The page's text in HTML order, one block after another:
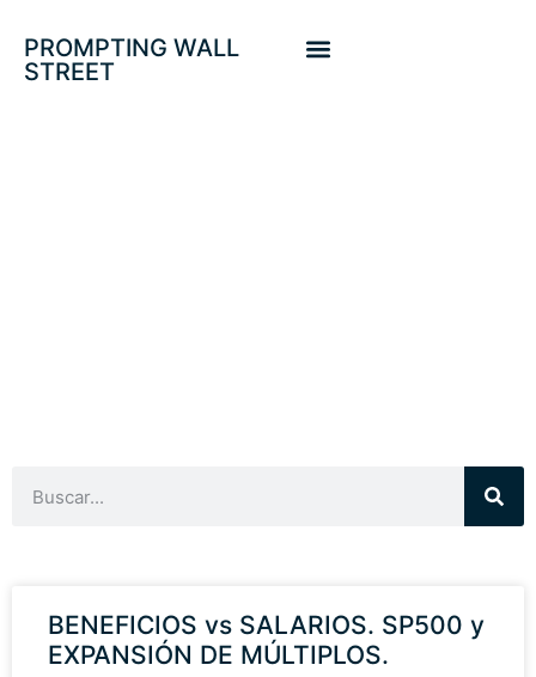
PROMPTING WALL
STREET
BENEFICIOS vs SALARIOS. SP500 y
EXPANSIÓN DE MÚLTIPLOS.